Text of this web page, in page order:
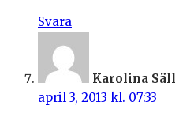
Svara
Karolina Säll
april 3, 2013 kl. 07:33